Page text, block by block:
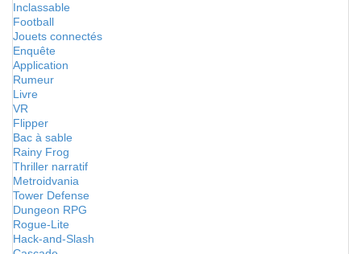
Inclassable
Football
Jouets connectés
Enquête
Application
Rumeur
Livre
VR
Flipper
Bac à sable
Rainy Frog
Thriller narratif
Metroidvania
Tower Defense
Dungeon RPG
Rogue-Lite
Hack-and-Slash